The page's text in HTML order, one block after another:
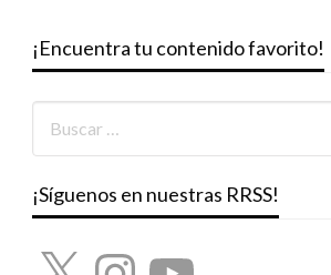
¡Encuentra tu contenido favorito!
¡Síguenos en nuestras RRSS!
X InstagramYouTube